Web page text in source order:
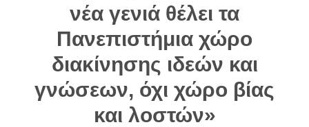
νέα γενιά θέλει τα
Πανεπιστήμια χώρο
διακίνησης ιδεών και
γνώσεων, όχι χώρο βίας
και λοστών»